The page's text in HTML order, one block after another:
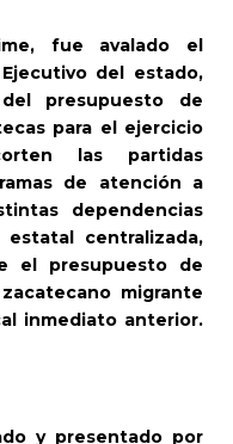
fue avalado el
del estado,
presupuesto de
para el ejercicio
las partidas
de atención a
dependencias
centralizada,
el presupuesto de
migrante
inmediato anterior.
y presentado por